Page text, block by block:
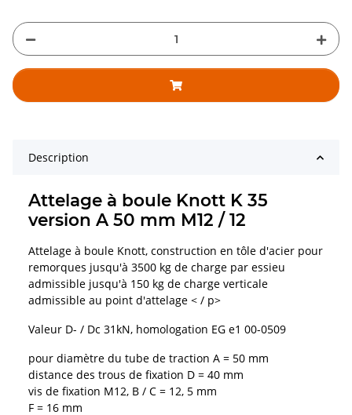
Description
Attelage à boule Knott K 35
version A 50 mm M12 / 12
Attelage à boule Knott, construction en tôle d'acier pour
remorques jusqu'à 3500 kg de charge par essieu
admissible jusqu'à 150 kg de charge verticale
admissible au point d'attelage < / p>
Valeur D- / Dc 31kN, homologation EG e1 00-0509
pour diamètre du tube de traction A = 50 mm
distance des trous de fixation D = 40 mm
vis de fixation M12, B / C = 12, 5 mm
F = 16 mm